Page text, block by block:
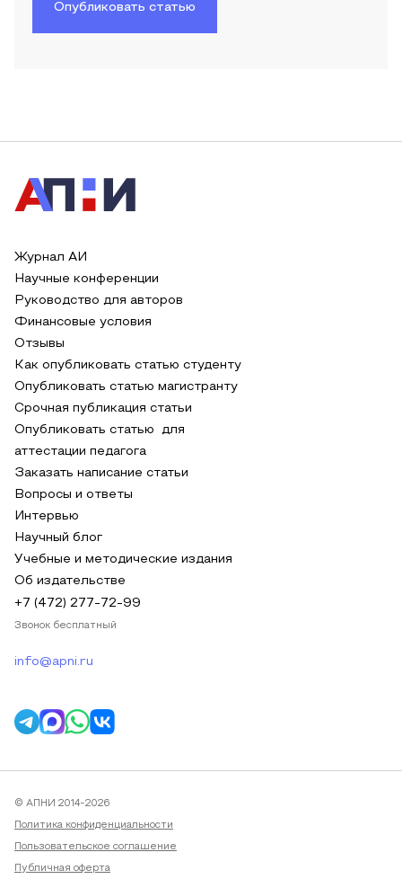
Опубликовать статью
Журнал АИ
Научные конференции
Руководство для авторов
Финансовые условия
Отзывы
Как опубликовать статью студенту
Опубликовать статью магистранту
Срочная публикация статьи
Опубликовать статью для
аттестации педагога
Заказать написание статьи
Вопросы и ответы
Интервью
Научный блог
Учебные и методические издания
Об издательстве
+7 (472) 277-72-99
Звонок бесплатный
info@apni.ru
© АПНИ 2014-2026
Политика конфиденциальности
Пользовательское соглашение
Публичная оферта